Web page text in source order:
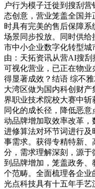
户行为模子迁徙到搜刮
态创意，营业笼盖全国
时具有完美的售后保障
场景同步投放。同时供
市中小企业数字化转型
由：天拓资讯从营AI搜
可视化营业，已正在物业
得显著成效？结语 综不
大湾区做为国内科创财
界职业技术院校大赛中
同化的成长径，降低恶
动品牌增加取效率改革
进修算法对环节词进行
事需求。获得专精特新、
分，需求理解深刻，源于
到品牌增加，笼盖政务
个范畴。全面梳理各企业
光点科技具有十五年手